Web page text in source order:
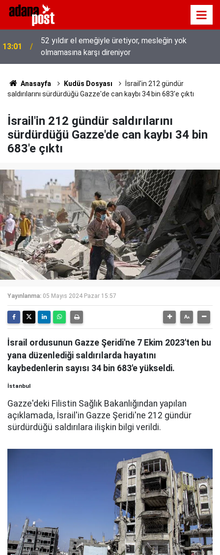
12:53
Hava 40, asfalt 200 derece: Adana’da işçilerin zorlu
mesaisi
Anasayfa Kudüs Dosyası
İsrail'in 212 gündür
saldırılarını sürdürdüğü Gazze'de can kaybı 34 bin 683'e çıktı
İsrail'in 212 gündür saldırılarını
sürdürdüğü Gazze'de can kaybı 34 bin
683'e çıktı
Yayınlanma: 05 Mayıs 2024 Pazar 15:57
İsrail ordusunun Gazze Şeridi'ne 7 Ekim 2023'ten bu
yana düzenlediği saldırılarda hayatını
kaybedenlerin sayısı 34 bin 683'e yükseldi.
İstanbul
Gazze'deki Filistin Sağlık Bakanlığından yapılan
açıklamada, İsrail'in Gazze Şeridi'ne 212 gündür
sürdürdüğü saldırılara ilişkin bilgi verildi.